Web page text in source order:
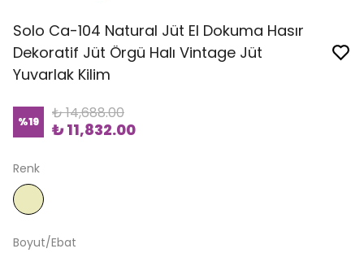
Solo Ca-104 Natural Jüt El Dokuma Hasır
Dekoratif Jüt Örgü Halı Vintage Jüt
Yuvarlak Kilim
%19 ₺ 14,688.00
₺ 11,832.00
Renk
Boyut/Ebat